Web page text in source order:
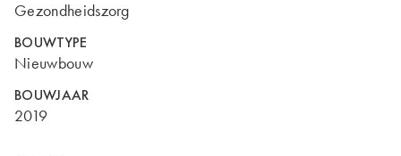
Gezondheidszorg
BOUWTYPE
Nieuwbouw
BOUWJAAR
2019